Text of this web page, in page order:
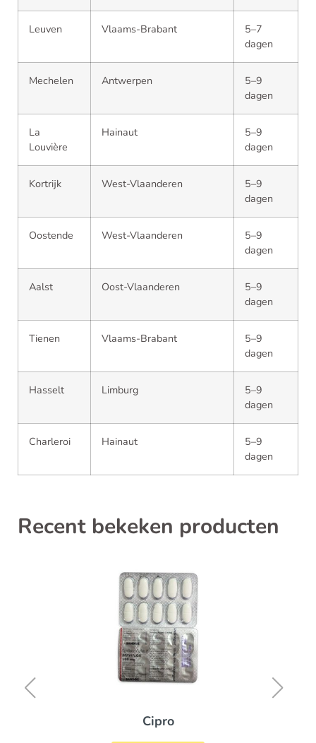
Leuven Vlaams-Brabant
5–7
dagen
Mechelen Antwerpen
5–9
dagen
La
Louvière
Hainaut
5–9
dagen
Kortrijk West-Vlaanderen
5–9
dagen
Oostende West-Vlaanderen
5–9
dagen
Aalst Oost-Vlaanderen
5–9
dagen
Tienen Vlaams-Brabant
5–9
dagen
Hasselt Limburg
5–9
dagen
Charleroi Hainaut
5–9
dagen
Recent bekeken producten
Cipro